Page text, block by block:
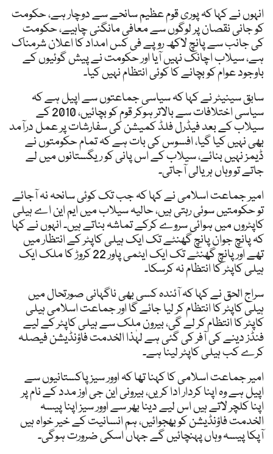
انہوں نے کہا کہ پوری قوم عظیم سانحے سے دوچار ہے، حکومت
کو جانی نقصان پر لوگوں سے معافی مانگنی چاہیے، حکومت
کی جانب سے پانچ لاکھ روپے فی کس امداد کا اعلان شرمناک
ہے، سیلاب اچانک نہیں آیا اور حکومت نے پیش گوئیوں کے
باوجود عوام کو بچانے کا کوئی انتظام نہیں کیا۔
سابق سینیٹر نے کہا کہ سیاسی جماعتوں سے اپیل ہے کہ
سیاسی اختلافات سے بالاتر ہوکر قوم کو بچائیں، 2010 کے
سیلاب کے بعد فیڈرل فلڈ کمیشن کی سفارشات پر عمل درآمد
بھی نہیں کیا گیا، افسوس کی بات ہے کہ تمام حکومتوں نے
ڈیمز نہیں بنائے، سیلاب کے اس پانی کو ریگستانوں میں لے
جاتے تو وہاں ہریالی آجاتی۔
امیر جماعت اسلامی نے کہا کہ جب تک کوئی سانحہ نہ آجائے
تو حکومتیں سوئی رہتی ہیں، حالیہ سیلاب میں ایم این اے ہیلی
کاپٹروں میں ہوائی سروے کرکے تماشہ بناتے ہیں۔ انہوں نے کہا
کہ پانچ جوان پانچ گھنٹے تک ایک ہیلی کاپٹر کے انتظار میں
تھے اور پانچ گھنٹے تک ایک ایٹمی پاور 22 کروڑ کا ملک ایک
ہیلی کاپٹر کا انتظام نہ کرسکا۔
سراج الحق نے کہا کہ آئندہ کسی بھی ناگہانی صورتحال میں
ہیلی کاپٹر کا انتظام کر لیا جائے گا اور جماعت اسلامی ہیلی
کاپٹر کا انتظام کر لے گی، بیرون ملک سے ہیلی کاپٹر کے لیے
فنڈز دینے کی آفر کی گئی ہے لہٰذا الخدمت فاؤنڈیشن فیصلہ
کرے کب ہیلی کاپٹر لینا ہے۔
امیر جماعت اسلامی کا کہنا تھا کہ اوور سیز پاکستانیوں سے
اپیل ہے وہ اپنا کردار ادا کریں، بیرونی این جی اوز مدد کے نام پر
اپنا کلچر لاتے ہیں اس لیے دینا بھر سے اوور سیز اپنا پیسہ
الخدمت فاؤنڈیشن کو بھجوائیں، ہم انسانیت کے خیر خواہ ہیں
آپکا پیسہ وہاں پہنچائیں گے جہاں اسکی ضرورت ہوگی۔